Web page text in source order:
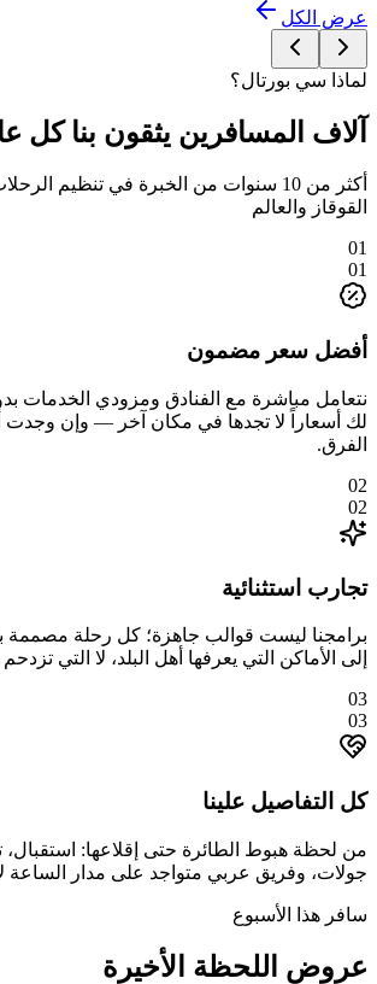
عرض الكل
لماذا سي بورتال؟
آلاف المسافرين يثقون بنا كل
أكثر من 10 سنوات من الخبرة في تنظيم
القوقاز والعالم
01
01
أفضل سعر مضمون
نتعامل مباشرة مع الفنادق ومزودي الخدمات
لك أسعاراً لا تجدها في مكان آخر — وإن
الفرق.
02
02
تجارب استثنائية
برامجنا ليست قوالب جاهزة؛ كل رحلة مصممة
إلى الأماكن التي يعرفها أهل البلد، لا التي
03
03
كل التفاصيل علينا
من لحظة هبوط الطائرة حتى إقلاعها: استقبال،
جولات، وفريق عربي متواجد على مدار
سافر هذا الأسبوع
عروض اللحظة الأخيرة